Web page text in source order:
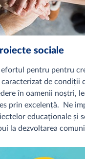
sociale
pentru pentru
de condiții
în oamenii noștri,
prin excelență. Ne
educaționale și
la dezvoltarea